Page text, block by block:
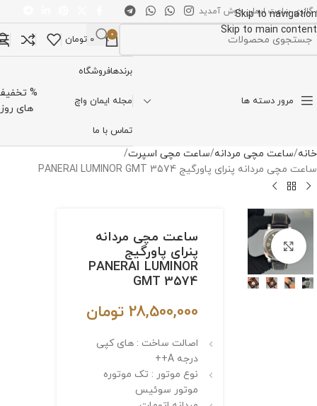
Skip to navigation
Skip to main content
گالری ساعت ایمان خوش آمدید
0
0 تومان
مرور دسته ها
برندهافروشگاه
مجله ایمان واچ
تماس با ما
%
های روز
خانه ساعت مچی مردانه ساعت مچی اسپرت
ساعت مچی مردانه پنرای پاورگیج PANERAI LUMINOR GMT 3574
برای بزرگنمایی کلیک کنیدساعت مچی مردانه
پنرای پاورگیج
PANERAI LUMINOR
GMT 3574
28,500,000 تومان
اصالت ساخت : های کپی
درجه A++
نوع موتور : تک موتوره
موتور سوئیس